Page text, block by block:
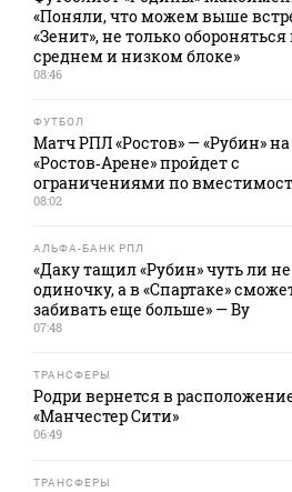
«Поняли, что можем выше
«Зенит», не только обороняться
среднем и низком блоке»
08:46
ФУТБОЛ
Матч РПЛ «Ростов» — «Рубин» на
«Ростов‑Арене» пройдет с
ограничениями по
08:02
АЛЬФА-БАНК РПЛ
«Даку тащил «Рубин» чуть ли
одиночку, а в «Спартаке»
забивать еще больше» — Ву
07:48
ТРАНСФЕРЫ
Родри вернется в
«Манчестер Сити»
06:49
ТРАНСФЕРЫ